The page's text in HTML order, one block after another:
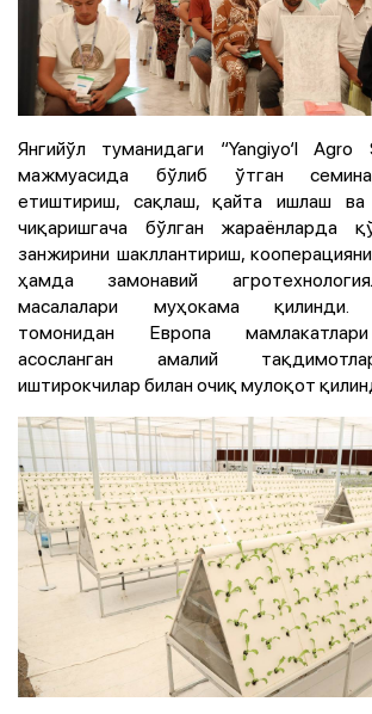
Янгийўл туманидаги “Yangiyo‘l Agro
мажмуасида бўлиб ўтган
етиштириш, сақлаш, қайта ишлаш
чиқаришгача бўлган жараёнларда
занжирини шакллантириш,
ҳамда замонавий
масалалари муҳокама қилинди.
томонидан Европа
асосланган амалий
иштирокчилар билан очиқ мулоқот